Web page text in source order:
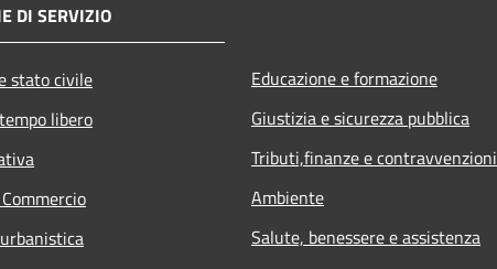
DI SERVIZIO
stato civile
libero
Educazione e formazione
Giustizia e sicurezza pubblica
Tributi,finanze e contravvenzioni
Ambiente
Salute, benessere e assistenza